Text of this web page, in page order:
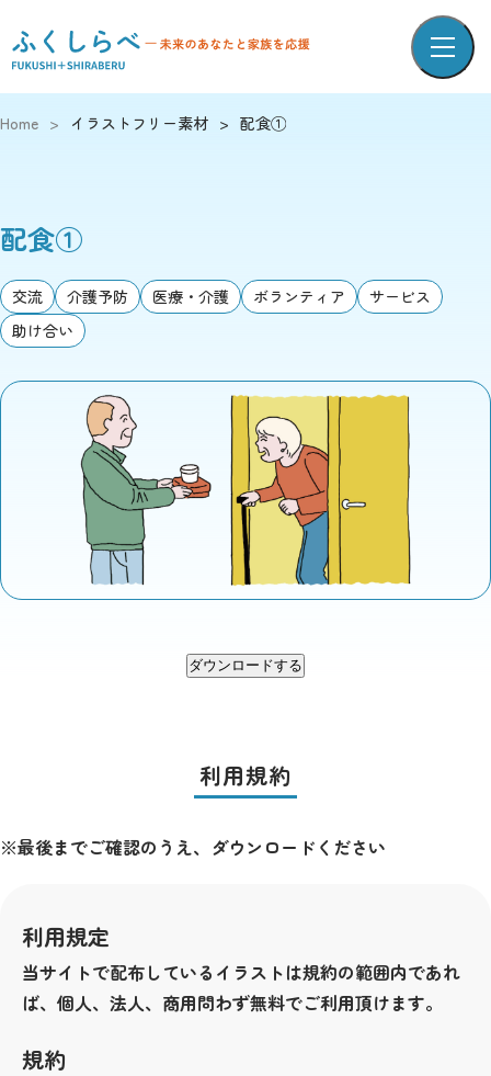
Home > イラストフリー素材 > 配食①
配食①
交流 介護予防 医療・介護 ボランティア
サービス
助け合い
ダウンロードする
利用規約
※最後までご確認のうえ、ダウンロードください
利用規定
当サイトで配布しているイラストは規約の範囲内であれ
ば、個人、法人、商用問わず無料でご利用頂けます。
規約